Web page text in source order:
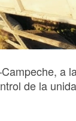
a
de la